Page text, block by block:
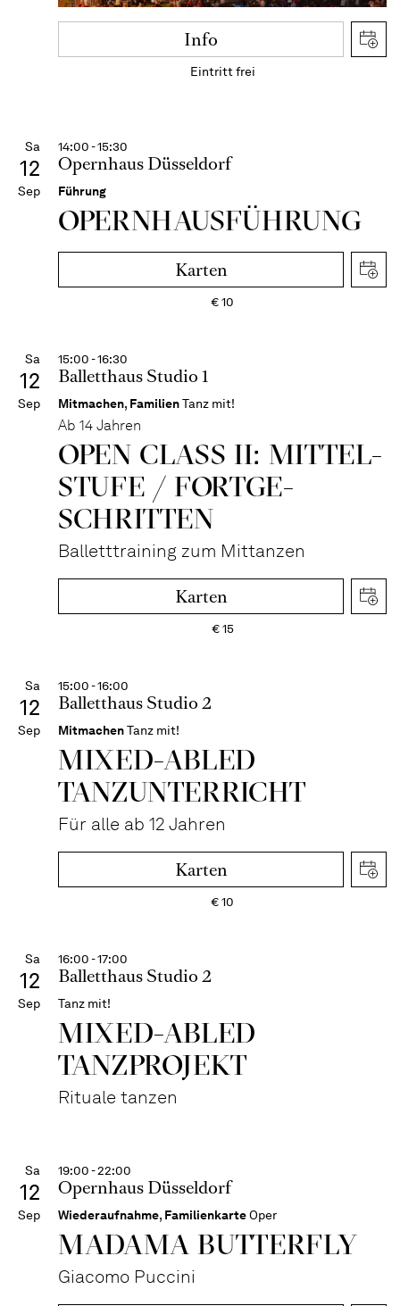
Info
Eintritt frei
Sa
12
Sep
14:00 - 15:30
Opernhaus Düsseldorf
Führung
OPERN­HAUS­FÜH­RUNG
Karten
€10
Sa
12
Sep
15:00 - 16:30
Balletthaus Studio 1
Mitmachen, FamilienTanz mit!
Ab 14 Jahren
OPEN CLASS II: MITTEL­
STUFE / FORT­GE­
SCHRITTEN
Balletttraining zum Mittanzen
Karten
€15
Sa
12
Sep
15:00 - 16:00
Balletthaus Studio 2
MitmachenTanz mit!
MIXED-­ABLED
TANZ­UNTER­RICHT
Für alle ab 12 Jahren
Karten
€10
Sa
12
Sep
16:00 - 17:00
Balletthaus Studio 2
Tanz mit!
MIXED-ABLED
TANZPROJEKT
Rituale tanzen
Sa
12
Sep
19:00 - 22:00
Opernhaus Düsseldorf
Wiederaufnahme, FamilienkarteOper
MADAMA BUTTER­FLY
Giacomo Puccini